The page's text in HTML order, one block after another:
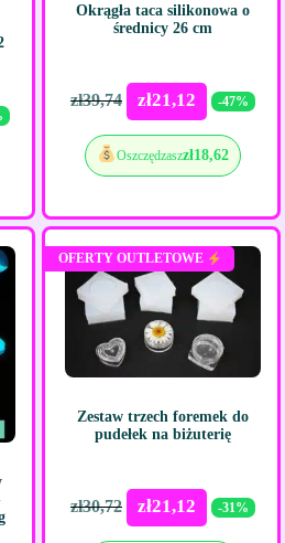
Okrągła taca silikonowa o
średnicy 26 cm
zł39,74 zł21,12 -47%
Oszczędzaszzł18,62
OFERTY OUTLETOWE
Zestaw trzech foremek do
pudełek na biżuterię
zł30,72 zł21,12 -31%